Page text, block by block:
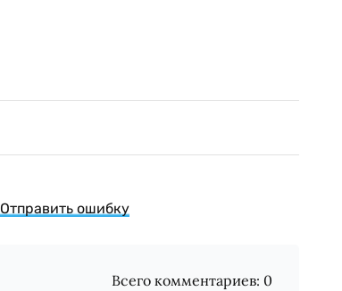
Отправить ошибку
Всего комментариев: 0